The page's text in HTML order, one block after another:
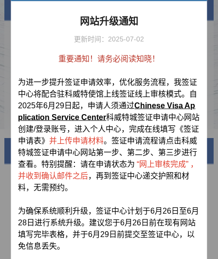
签证类型及材料清单
费用标准
申请表样例
资料下载
常见问题
美丽中国
网站升级通知
更新时间：2025-07-02
重要通知！请务必阅读知晓！
为进一步提升签证申请效率，优化服务流程，我签证
中心将配合驻科威特使馆上线签证线上审核模式。自
2025年6月29日起，申请人须通过Chinese Visa Ap
plication Service Center科威特城签证申请中心网站
创建/登录账号，进入个人中心，完成在线填写《签证
申请表》并上传申请材料。签证申请流程请点击科威
特城签证申请中心网站第一步、第二步、第三步进行
查看。特别提醒：请在申请状态为“网上审核完成” ，
并收到确认邮件之后，再到签证中心递交护照和材
料，无需预约。
为确保系统顺利升级，签证中心计划于6月26日至6月
28日进行系统升级。建议您于6月26日前在现有网站
填写完毕表格，并于6月29日前提交至签证中心，以
免信息丢失。